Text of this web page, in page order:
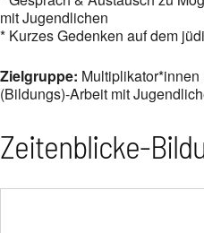
mit Jugendlichen
* Kurzes Gedenken auf dem
Zielgruppe:
(Bildungs)-Arbeit mit
Zeitenblicke-